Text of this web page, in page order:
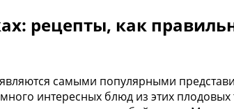
рецепты, как
самыми популярными
интересных блюд из этих